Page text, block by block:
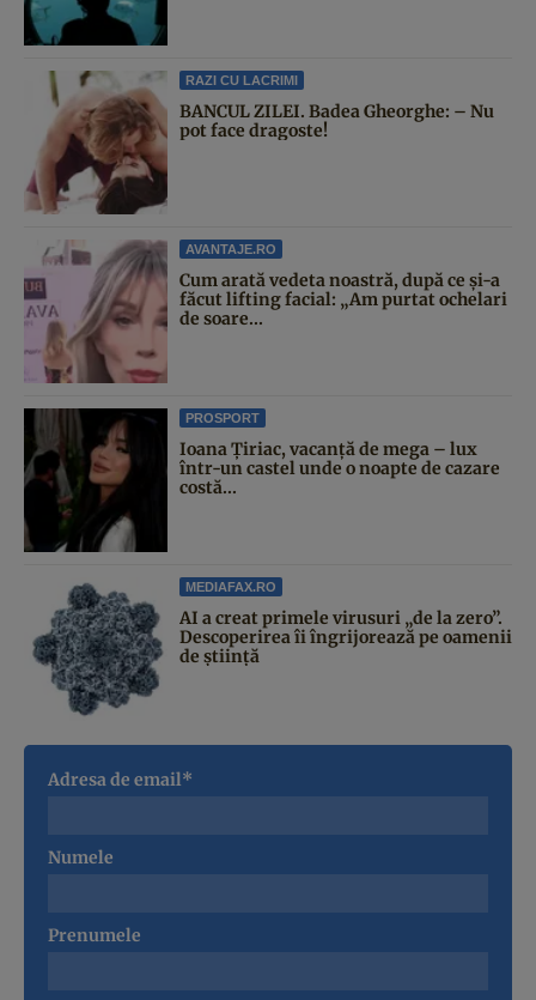
RAZI CU LACRIMI
BANCUL ZILEI. Badea Gheorghe: – Nu
pot face dragoste!
AVANTAJE.RO
Cum arată vedeta noastră, după ce și-a
făcut lifting facial: „Am purtat ochelari
de soare...
PROSPORT
Ioana Țiriac, vacanță de mega – lux
într-un castel unde o noapte de cazare
costă...
MEDIAFAX.RO
AI a creat primele virusuri „de la zero”.
Descoperirea îi îngrijorează pe oamenii
de știință
Adresa de email*
Numele
Prenumele